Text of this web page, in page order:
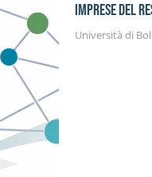
IMPRESE DEL
Università di